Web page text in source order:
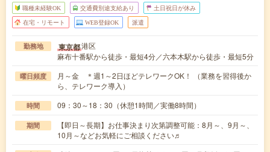
職種未経験OK 交通費別途支給あり 土日祝日が休み
在宅・リモート WEB登録OK 派遣
勤務地 東京都港区
麻布十番駅から徒歩・最短4分／六本木駅から徒歩・最短5分
曜日頻度
月～金 ＊週1～2日ほどテレワークOK！ （業務を習得後か
ら、テレワーク導入）
時間 09：30～18：30（休憩1時間／実働8時間）
期間
【即日～長期】お仕事決まり次第調整可能：8月～、9月～、
10月～などお気軽にご相談ください♬